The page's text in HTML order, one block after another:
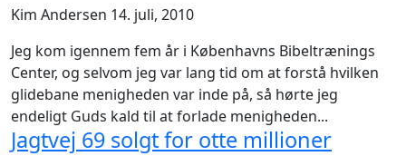
Kim Andersen 14. juli, 2010
Jeg kom igennem fem år i Københavns Bibeltrænings
Center, og selvom jeg var lang tid om at forstå hvilken
glidebane menigheden var inde på, så hørte jeg
endeligt Guds kald til at forlade menigheden...
Jagtvej 69 solgt for otte millioner